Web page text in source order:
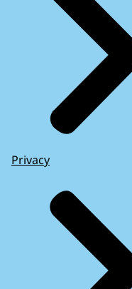
Privacy